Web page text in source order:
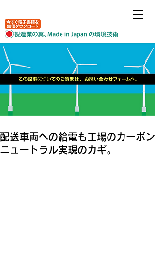
配送車両への給電も工場のカーボン
ニュートラル実現のカギ。